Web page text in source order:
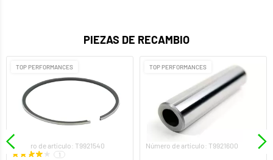
PIEZAS DE RECAMBIO
TOP PERFORMANCES
Número de artículo: T9921540
1
TOP PERFORMANCES
Número de artículo: T9921600